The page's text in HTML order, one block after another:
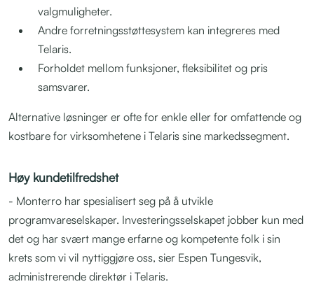
valgmuligheter.
Andre forretningsstøttesystem kan integreres med
Telaris.
Forholdet mellom funksjoner, fleksibilitet og pris
samsvarer.
Alternative løsninger er ofte for enkle eller for omfattende og
kostbare for virksomhetene i Telaris sine markedssegment.
Høy kundetilfredshet
- Monterro har spesialisert seg på å utvikle
programvareselskaper. Investeringsselskapet jobber kun med
det og har svært mange erfarne og kompetente folk i sin
krets som vi vil nyttiggjøre oss, sier Espen Tungesvik,
administrerende direktør i Telaris.